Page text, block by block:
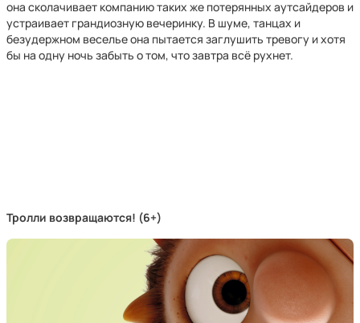
она сколачивает компанию таких же потерянных аутсайдеров и
устраивает грандиозную вечеринку. В шуме, танцах и
безудержном веселье она пытается заглушить тревогу и хотя
бы на одну ночь забыть о том, что завтра всё рухнет.
Тролли возвращаются! (6+)